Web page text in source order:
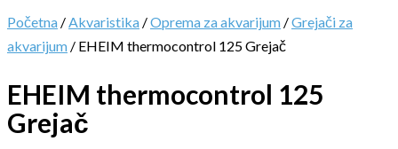
Početna /Akvaristika /Oprema za akvarijum /Grejači za
akvarijum / EHEIM thermocontrol 125 Grejač
EHEIM thermocontrol 125
Grejač